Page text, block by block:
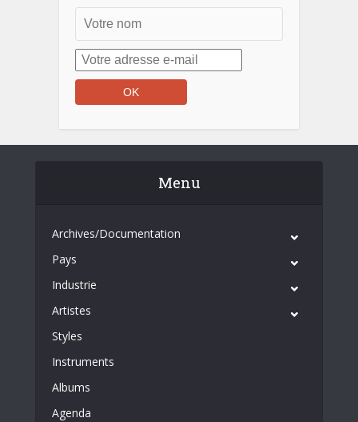
Menu
Archives/Documentation
Pays
Industrie
Artistes
Styles
Instruments
Albums
Agenda